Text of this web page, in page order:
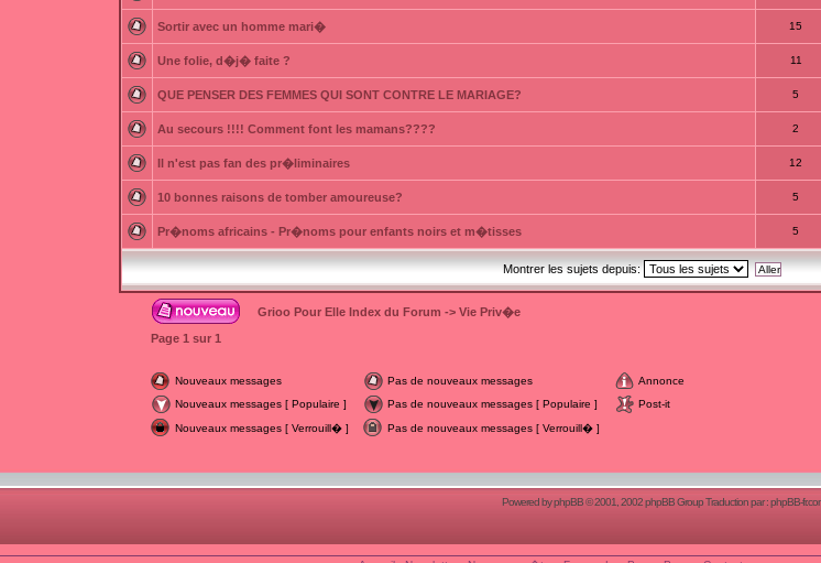
Sortir avec un homme mari� 15
Une folie, d�j� faite ? 11
QUE PENSER DES FEMMES QUI SONT CONTRE LE MARIAGE? 5
Au secours !!!! Comment font les mamans???? 2
Il n'est pas fan des pr�liminaires 12
10 bonnes raisons de tomber amoureuse? 5
Pr�noms africains - Pr�noms pour enfants noirs et m�tisses 5
Montrer les sujets depuis:
Grioo Pour Elle Index du Forum -> Vie Priv�e
Page 1 sur 1
Nouveaux messages
Pas de nouveaux messages
Annonce
Nouveaux messages [ Populaire ]
Pas de nouveaux messages [ Populaire ]
Post-it
Nouveaux messages [ Verrouill� ]
Pas de nouveaux messages [ Verrouill� ]
Powered byphpBB© 2001, 2002 phpBB Group Traduction par :phpBB-